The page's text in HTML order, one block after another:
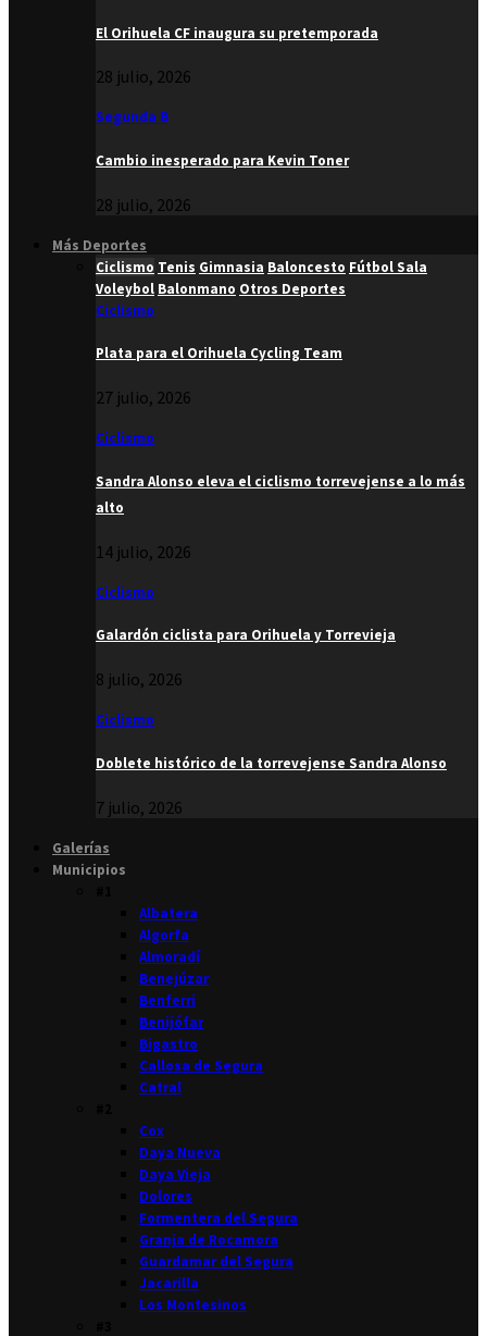
El Orihuela CF inaugura su pretemporada
28 julio, 2026
Segunda B
Cambio inesperado para Kevin Toner
28 julio, 2026
Más Deportes
Ciclismo Tenis Gimnasia Baloncesto Fútbol Sala
Voleybol Balonmano Otros Deportes
Ciclismo
Plata para el Orihuela Cycling Team
27 julio, 2026
Ciclismo
Sandra Alonso eleva el ciclismo torrevejense a lo más
alto
14 julio, 2026
Ciclismo
Galardón ciclista para Orihuela y Torrevieja
8 julio, 2026
Ciclismo
Doblete histórico de la torrevejense Sandra Alonso
7 julio, 2026
Galerías
Municipios
Albatera
Algorfa
Almoradí
Benejúzar
Benferri
Benijófar
Bigastro
Callosa de Segura
Catral
Cox
Daya Nueva
Daya Vieja
Dolores
Formentera del Segura
Granja de Rocamora
Guardamar del Segura
Jacarilla
Los Montesinos